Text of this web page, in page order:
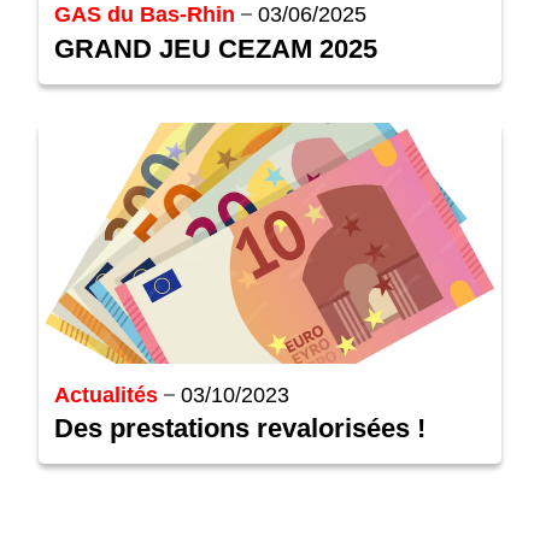
GAS du Bas-Rhin 03/06/2025
GRAND JEU CEZAM 2025
Actualités 03/10/2023
Des prestations revalorisées !